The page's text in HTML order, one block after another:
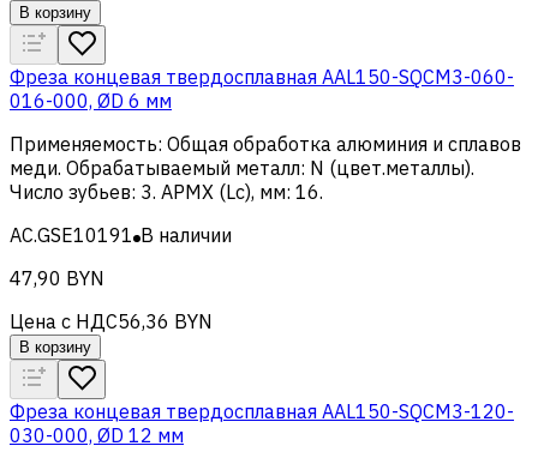
В корзину
Фреза концевая твердосплавная AAL150-SQCM3-060-
016-000, ØD 6 мм
Применяемость: Общая обработка алюминия и сплавов
меди. Обрабатываемый металл: N (цвет.металлы).
Число зубьев: 3. APMX (Lc), мм: 16.
AC.GSE10191 В наличии
47,90 BYN
Цена с НДС56,36 BYN
В корзину
Фреза концевая твердосплавная AAL150-SQCM3-120-
030-000, ØD 12 мм